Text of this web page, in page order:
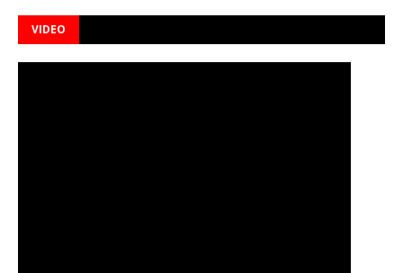
VIDEO